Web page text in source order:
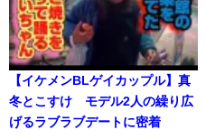
【イケメンBLゲイカップル】真
冬とこすけ モデル2人の繰り広
げるラブラブデートに密着